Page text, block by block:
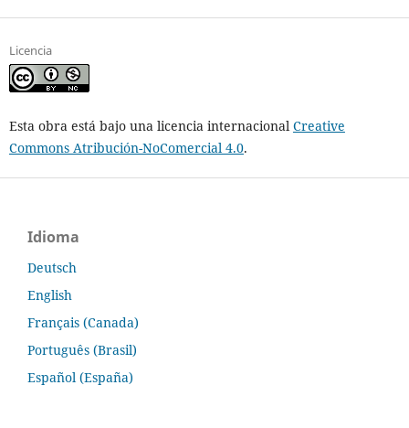
Licencia
Esta obra está bajo una licencia internacional Creative
Commons Atribución-NoComercial 4.0.
Idioma
Deutsch
English
Français (Canada)
Português (Brasil)
Español (España)